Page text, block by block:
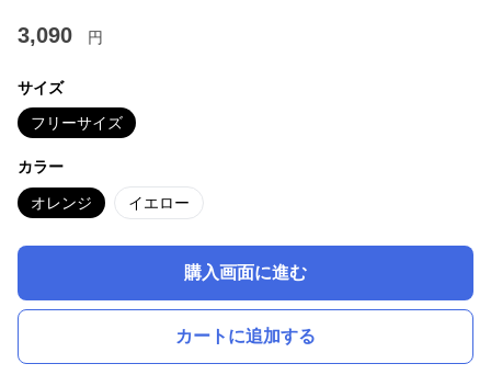
3,090 円
サイズ
フリーサイズ
カラー
オレンジ イエロー
購入画面に進む
カートに追加する